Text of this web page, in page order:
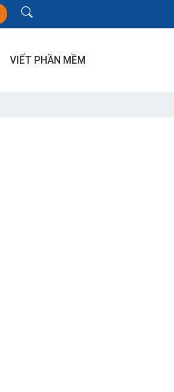
VIẾT PHẦN MỀM